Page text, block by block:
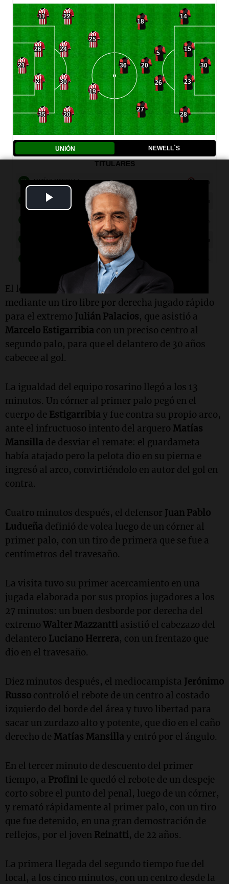
Play
Video
El local abrió el marcador a los tres minutos,
mediante un tiro libre por derecha jugado rápido
para el extremo Julián Palacios, que asistió a
Marcelo Estigarribia con un preciso centro al
segundo palo, para que el delantero de 30 años
cabecee al gol.
La igualdad del equipo rosarino llegó a los 13
minutos. Un córner al primer palo pegó en el
cuerpo de Estigarribia y fue contra su propio arco,
ante el infructuoso intento del arquero Matías
Mansilla de desviar el remate: el guardameta
había atajado pero la pelota dio en su pierna e
ingresó al arco, convirtiéndolo en autor del gol en
contra.
Cuatro minutos después, el defensor Juan Pablo
Ludueña definió de volea luego de un córner al
primer palo, con un tiro de primera que se fue a
centímetros del travesaño.
La visita tuvo su primer acercamiento en una
jugada elaborada por sus propios jugadores a los
27 minutos: un buen desborde por derecha del
extremo Walter Mazzantti asistió el cabezazo del
delantero Luciano Herrera, con un frentazo que
dio en el travesaño.
Diez minutos después, el mediocampista Jerónimo
Russo controló el rebote de un centro al costado
izquierdo del borde del área y tuvo libertad para
sacar un zurdazo alto y potente, que dio en el caño
derecho de Matías Mansilla y entró por el ángulo.
En el tercer minuto de descuento del primer
tiempo, a Profini le quedó el rebote de un despeje
corto sobre el punto del penal, luego de un córner,
y remató rápidamente al primer palo, con un tiro
que fue detenido, en una gran demostración de
reflejos, por el joven Reinatti, de 22 años.
La primera llegada del segundo tiempo fue del
local, a los cinco minutos, con un centro desde la